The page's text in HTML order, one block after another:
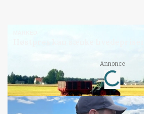
Annonce
Loading...